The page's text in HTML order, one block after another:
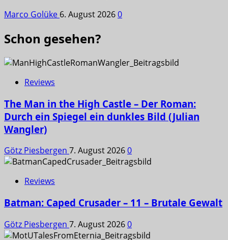
Marco Golüke 6. August 20260
Schon gesehen?
Reviews
The Man in the High Castle – Der Roman:
Durch ein Spiegel ein dunkles Bild (Julian
Wangler)
Götz Piesbergen 7. August 20260
Reviews
Batman: Caped Crusader – 11 – Brutale Gewalt
Götz Piesbergen 7. August 20260